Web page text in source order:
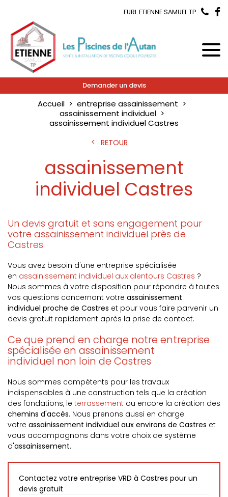
EURL ETIENNE SAMUEL TP
Demander un devis
Accueil
entreprise assainissement
assainissement individuel
assainissement individuel Castres
RETOUR
assainissement
individuel Castres
Un devis gratuit et sans engagement pour
votre assainissement individuel près de
Castres
Vous avez besoin d'une entreprise spécialisée
en assainissement individuel aux alentours Castres ?
Nous sommes à votre disposition pour répondre à toutes
vos questions concernant votre assainissement
individuel proche de Castres et pour vous faire parvenir un
devis gratuit rapidement après la prise de contact.
Ce que prend en charge notre entreprise
spécialisée en assainissement
individuel non loin de Castres
Nous sommes compétents pour les travaux
indispensables à une construction tels que la création
des fondations, le terrassement ou encore la création des
chemins d'accès. Nous prenons aussi en charge
votre assainissement individuel aux environs de Castres et
vous accompagnons dans votre choix de système
d'assainissement.
Contactez votre entreprise VRD à Castres pour un
devis gratuit